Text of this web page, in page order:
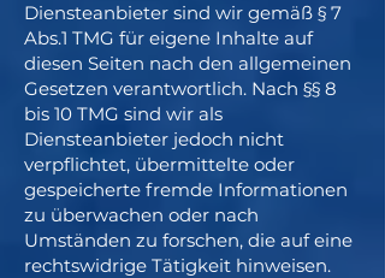
Diensteanbieter sind wir gemäß § 7
Abs.1 TMG für eigene Inhalte auf
diesen Seiten nach den allgemeinen
Gesetzen verantwortlich. Nach §§ 8
bis 10 TMG sind wir als
Diensteanbieter jedoch nicht
verpflichtet, übermittelte oder
gespeicherte fremde Informationen
zu überwachen oder nach
Umständen zu forschen, die auf eine
rechtswidrige Tätigkeit hinweisen.